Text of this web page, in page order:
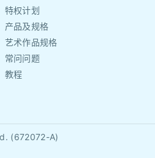
特权计划
产品及规格
艺术作品规格
常问问题
教程
(672072-A)